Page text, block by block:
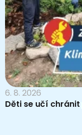
6. 8. 2026
Děti se učí